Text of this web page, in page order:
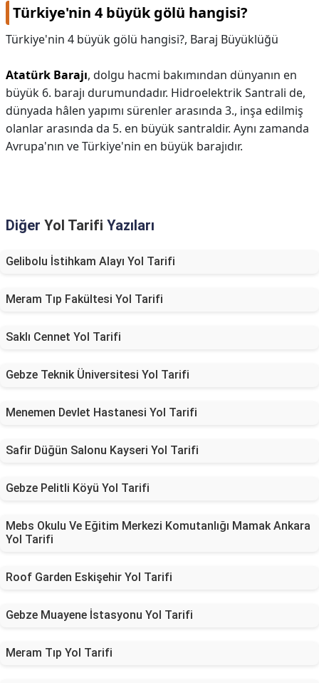
Türkiye'nin 4 büyük gölü hangisi?
Türkiye'nin 4 büyük gölü hangisi?, Baraj Büyüklüğü
Atatürk Barajı, dolgu hacmi bakımından dünyanın en
büyük 6. barajı durumundadır. Hidroelektrik Santrali de,
dünyada hâlen yapımı sürenler arasında 3., inşa edilmiş
olanlar arasında da 5. en büyük santraldir. Aynı zamanda
Avrupa'nın ve Türkiye'nin en büyük barajıdır.
Diğer Yol Tarifi Yazıları
Gelibolu İstihkam Alayı Yol Tarifi
Meram Tıp Fakültesi Yol Tarifi
Saklı Cennet Yol Tarifi
Gebze Teknik Üniversitesi Yol Tarifi
Menemen Devlet Hastanesi Yol Tarifi
Safir Düğün Salonu Kayseri Yol Tarifi
Gebze Pelitli Köyü Yol Tarifi
Mebs Okulu Ve Eğitim Merkezi Komutanlığı Mamak Ankara
Yol Tarifi
Roof Garden Eskişehir Yol Tarifi
Gebze Muayene İstasyonu Yol Tarifi
Meram Tıp Yol Tarifi